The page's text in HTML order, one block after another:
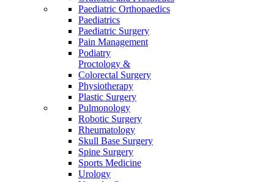
Paediatric Orthopaedics
Paediatrics
Paediatric Surgery
Pain Management
Podiatry
Proctology &
Colorectal Surgery
Physiotherapy
Plastic Surgery
Pulmonology
Robotic Surgery
Rheumatology
Skull Base Surgery
Spine Surgery
Sports Medicine
Urology